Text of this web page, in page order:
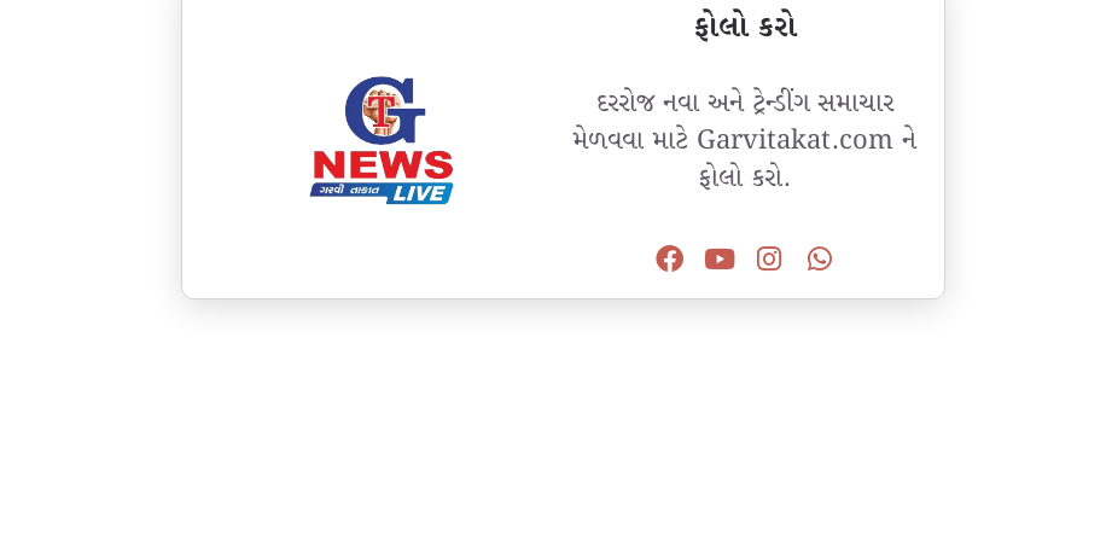
ફોલો કરો
દરરોજ નવા અને ટ્રેન્ડીંગ સમાચાર
મેળવવા માટે Garvitakat.com ને
ફોલો કરો.